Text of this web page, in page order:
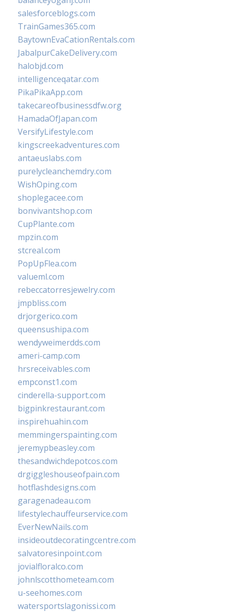
salesforceblogs.com
TrainGames365.com
BaytownEvaCationRentals.com
JabalpurCakeDelivery.com
halobjd.com
intelligenceqatar.com
PikaPikaApp.com
takecareofbusinessdfw.org
HamadaOfJapan.com
VersifyLifestyle.com
kingscreekadventures.com
antaeuslabs.com
purelycleanchemdry.com
WishOping.com
shoplegacee.com
bonvivantshop.com
CupPlante.com
mpzin.com
stcreal.com
PopUpFlea.com
valueml.com
rebeccatorresjewelry.com
jmpbliss.com
drjorgerico.com
queensushipa.com
wendyweimerdds.com
ameri-camp.com
hrsreceivables.com
empconst1.com
cinderella-support.com
bigpinkrestaurant.com
inspirehuahin.com
memmingerspainting.com
jeremypbeasley.com
thesandwichdepotcos.com
drgiggleshouseofpain.com
hotflashdesigns.com
garagenadeau.com
lifestylechauffeurservice.com
EverNewNails.com
insideoutdecoratingcentre.com
salvatoresinpoint.com
jovialfloralco.com
johnlscotthometeam.com
u-seehomes.com
watersportslagonissi.com